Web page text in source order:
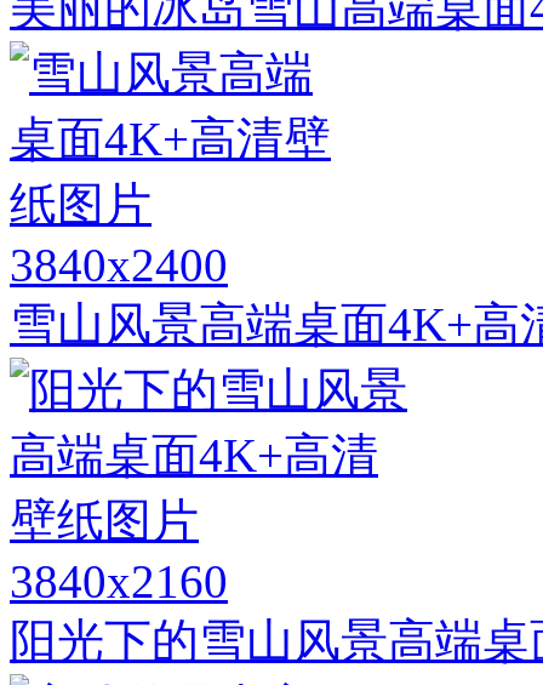
3840x2400
雪山风景高端桌面4K+高
3840x2160
阳光下的雪山风景高端